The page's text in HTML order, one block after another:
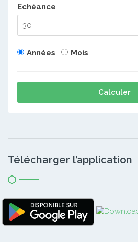
Echéance
Années Mois
Calculer
Télécharger l’application